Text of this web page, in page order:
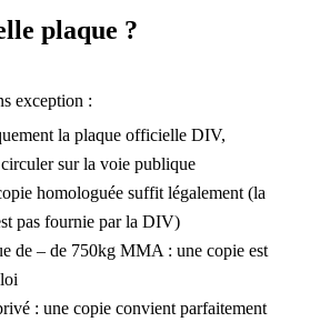
plaque ?
exception :
la plaque officielle DIV,
sur la voie publique
homologuée suffit légalement (la
pas fournie par la DIV)
de – de 750kg MMA : une copie est
: une copie convient parfaitement